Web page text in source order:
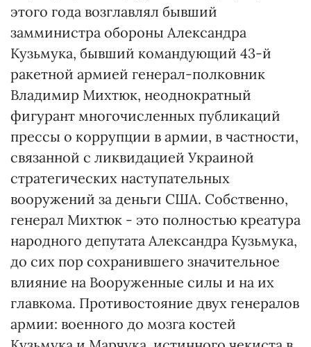
этого года возглавлял бывший
замминистра обороны Александра
Кузьмука, бывший командующий 43-й
ракетной армией генерал-полковник
Владимир Михтюк, неоднократный
фигурант многочисленных публикаций
прессы о коррупции в армии, в частности,
связанной с ликвидацией Украиной
стратегических наступательных
вооружений за деньги США. Собственно,
генерал Михтюк - это полностью креатура
народного депутата Александра Кузьмука,
до сих пор сохранившего значительное
влияние на Вооруженные силы и на их
главкома. Противостояние двух генералов
армии: военного до мозга костей